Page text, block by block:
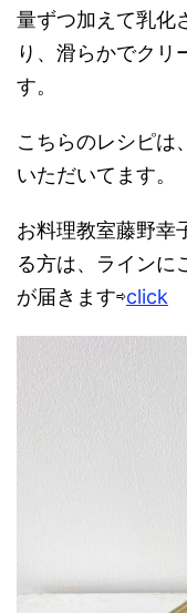
量ずつ加えて乳化
り、滑らかでクリ
す。
こちらのレシピは
いただいてます。
お料理教室藤野幸
る方は、ラインに
が届きます⇨click